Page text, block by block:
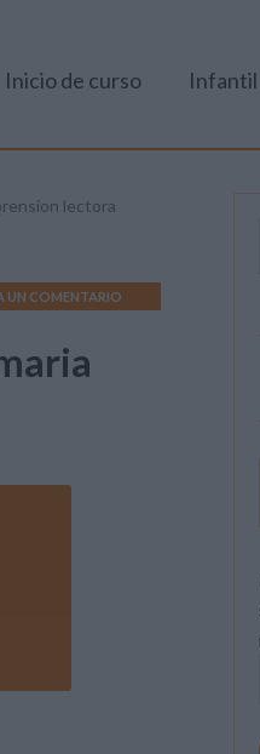
Inicio de curso Infantil
lectora
UN COMENTARIO